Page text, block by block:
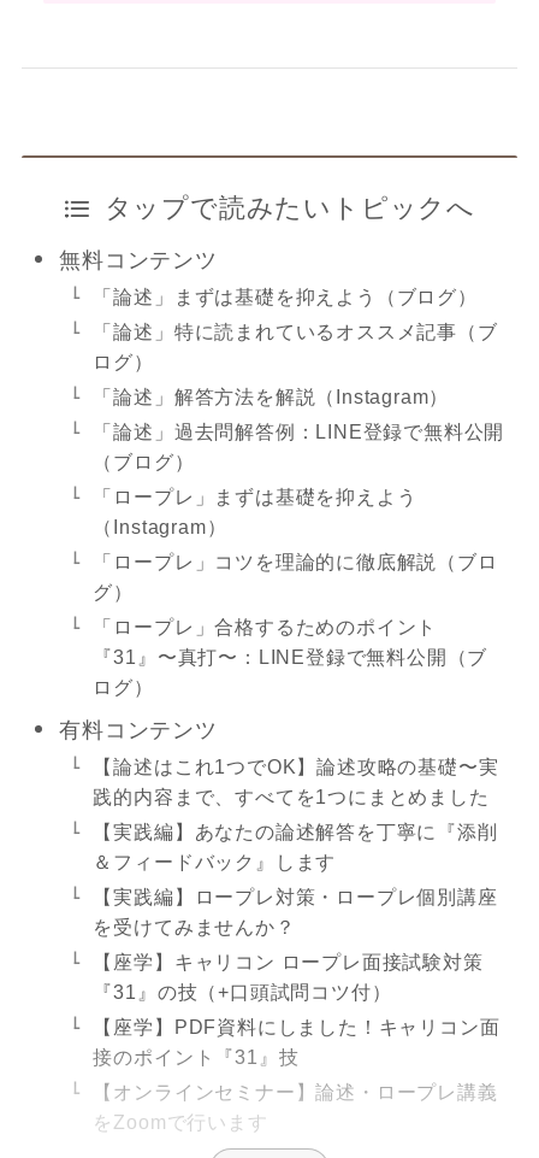
タップで読みたいトピックへ
無料コンテンツ
「論述」まずは基礎を抑えよう（ブログ）
「論述」特に読まれているオススメ記事（ブ
ログ）
「論述」解答方法を解説（Instagram）
「論述」過去問解答例：LINE登録で無料公開
（ブログ）
「ロープレ」まずは基礎を抑えよう
（Instagram）
「ロープレ」コツを理論的に徹底解説（ブロ
グ）
「ロープレ」合格するためのポイント
『31』〜真打〜：LINE登録で無料公開（ブ
ログ）
有料コンテンツ
【論述はこれ1つでOK】論述攻略の基礎〜実
践的内容まで、すべてを1つにまとめました
【実践編】あなたの論述解答を丁寧に『添削
＆フィードバック』します
【実践編】ロープレ対策・ロープレ個別講座
を受けてみませんか？
【座学】キャリコン ロープレ面接試験対策
『31』の技（+口頭試問コツ付）
【座学】PDF資料にしました！キャリコン面
接のポイント『31』技
【オンラインセミナー】論述・ロープレ講義
をZoomで行います